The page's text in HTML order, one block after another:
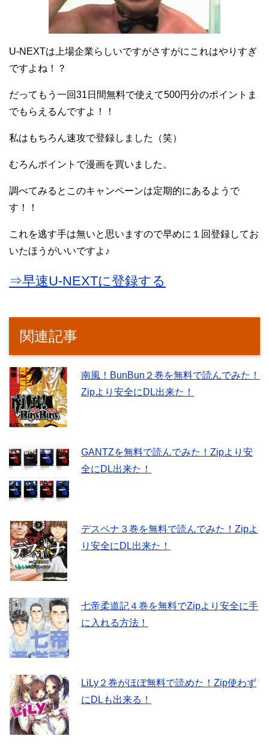
U-NEXTは上場企業らしいですがさすがにこれはやりすぎ
ですよね！？
だってもう一回31日間無料で使えて500円分のポイントま
でもらえるんですよ！！
私はもちろん速攻で登録しました（笑）
むろんポイントで漫画を買いました。
調べてみるとこのキャンペーンは定期的にあるようで
す！！
これを逃す手は無いと思いますので早めに１回登録してお
いたほうがいいですよ♪
⇒早速U-NEXTに登録する
関連記事
南風！BunBun２巻を無料で読んでみた！
Zipより安全にDL出来た！
GANTZを無料で読んでみた！Zipより安
全にDL出来た！
デスペナ３巻を無料で読んでみた！Zipよ
り安全にDL出来た！
七帝柔道記４巻を無料でZipより安全に手
に入れる方法！
LiLy２巻がほぼ無料で読めた！Zip使わず
にDLも出来る！